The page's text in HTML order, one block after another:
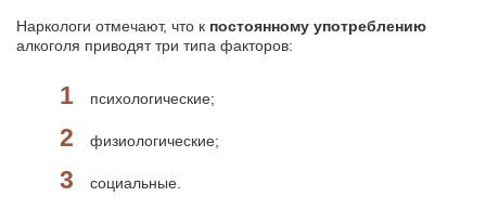
Наркологи отмечают, что к постоянному употреблению
алкоголя приводят три типа факторов:
психологические;
физиологические;
социальные.